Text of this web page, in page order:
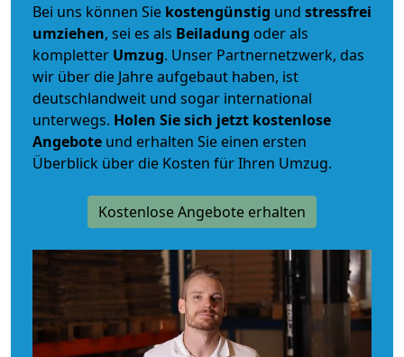
Bei uns können Sie kostengünstig und stressfrei
umziehen, sei es als Beiladung oder als
kompletter Umzug. Unser Partnernetzwerk, das
wir über die Jahre aufgebaut haben, ist
deutschlandweit und sogar international
unterwegs. Holen Sie sich jetzt kostenlose
Angebote und erhalten Sie einen ersten
Überblick über die Kosten für Ihren Umzug.
Kostenlose Angebote erhalten